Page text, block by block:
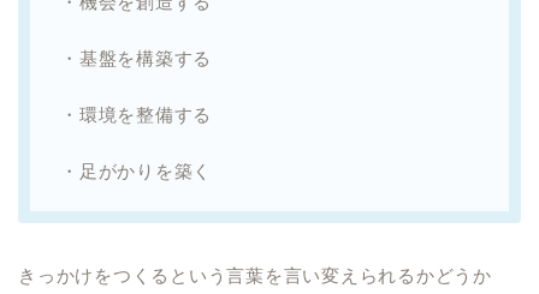
・基盤を構築する
・環境を整備する
・足がかりを築く
きっかけをつくるという言葉を言い変えられるかどうか